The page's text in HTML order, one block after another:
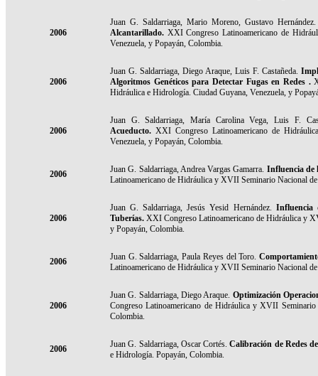
2006
Juan G. Saldarriaga, Mario Moreno, Gustavo
Alcantarillado. XXI Congreso Latinoamericano de
Venezuela, y Popayán, Colombia.
2006
Juan G. Saldarriaga, Diego Araque, Luis F. Castañeda.
Algoritmos Genéticos para Detectar Fugas en Redes .
Hidráulica e Hidrología. Ciudad Guyana, Venezuela, y
2006
Juan G. Saldarriaga, María Carolina Vega, Luis F.
Acueducto. XXI Congreso Latinoamericano de
Venezuela, y Popayán, Colombia.
2006 Juan G. Saldarriaga, Andrea Vargas Gamarra. Influencia de
Latinoamericano de Hidráulica y XVII Seminario Nacional
2006
Juan G. Saldarriaga, Jesús Yesid Hernández. Influencia
Tuberías. XXI Congreso Latinoamericano de Hidráulica y
y Popayán, Colombia.
2006 Juan G. Saldarriaga, Paula Reyes del Toro.
Latinoamericano de Hidráulica y XVII Seminario Nacional
2006
Juan G. Saldarriaga, Diego Araque. Optimización
Congreso Latinoamericano de Hidráulica y XVII
Colombia.
2006 Juan G. Saldarriaga, Oscar Cortés. Calibración de Redes
e Hidrología. Popayán, Colombia.